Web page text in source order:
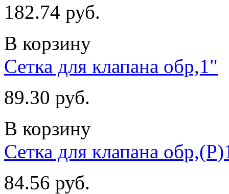
182.74 руб.
В корзину
Сетка для клапана обр,1"
89.30 руб.
В корзину
Сетка для клапана
84.56 руб.